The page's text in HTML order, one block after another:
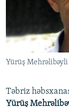
Yürüş Mehrəlibəyli
Təbriz
Yürüş